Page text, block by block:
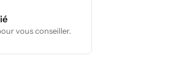
vous conseiller.